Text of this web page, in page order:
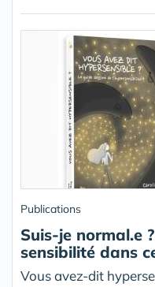
Publications
Suis-je normal.e
sensibilité dans
Vous avez-dit